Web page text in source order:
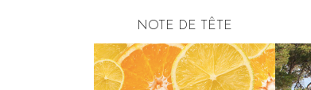
NOTE DE TÊTE